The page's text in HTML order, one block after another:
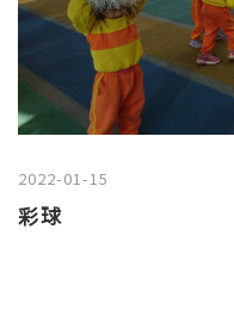
2022-01-15
彩球